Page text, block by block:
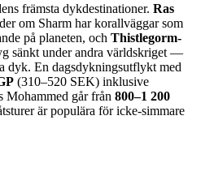
främsta dykdestinationer. Ras
om Sharm har korallväggar som
på planeten, och Thistlegorm-
sänkt under andra världskriget —
dyk. En dagsdykningsutflykt med
(310–520 SEK) inklusive
Mohammed går från 800–1 200
är populära för icke-simmare